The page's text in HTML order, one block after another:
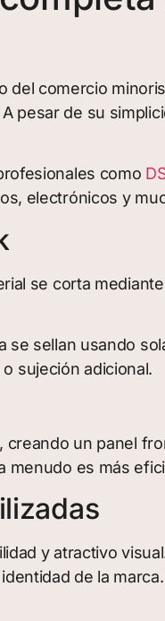
del comercio
pesar de su
como
electrónicos y
se corta
sellan usando
sujeción adicional.
un panel
es más
y atractivo
de la